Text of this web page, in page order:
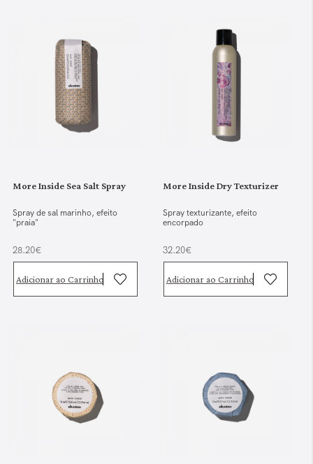
More Inside Sea Salt Spray
Spray de sal marinho, efeito
"praia"
28.20€
Adicionar ao Carrinho
More Inside Dry Texturizer
Spray texturizante, efeito
encorpado
32.20€
Adicionar ao Carrinho